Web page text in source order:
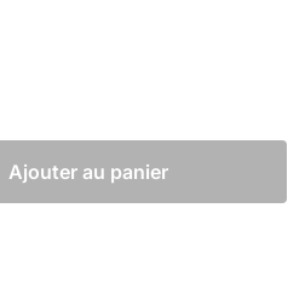
Ajouter au panier